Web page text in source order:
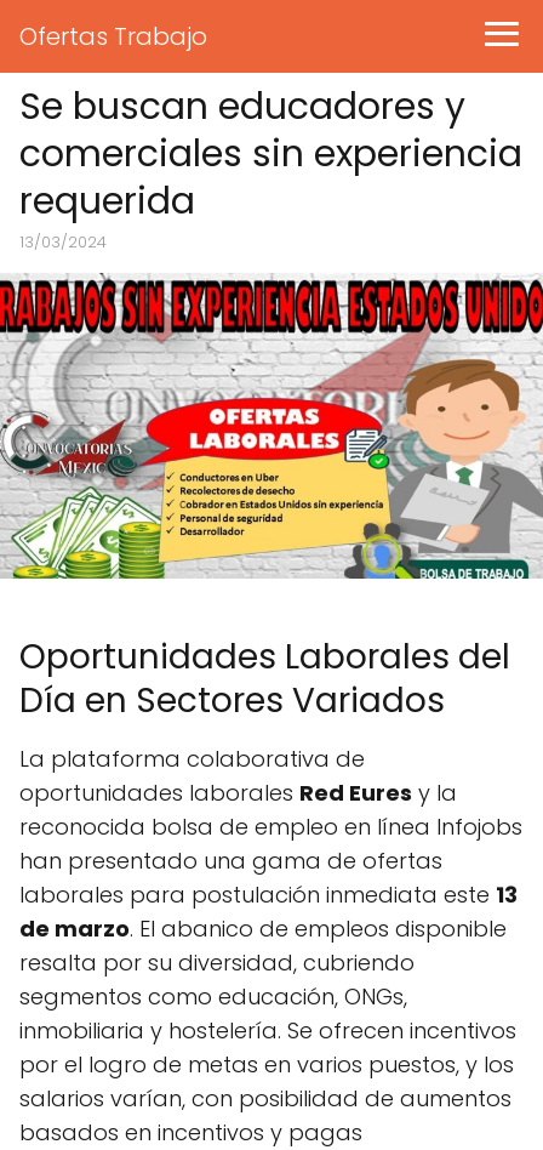
Ofertas Trabajo
Se buscan educadores y
comerciales sin experiencia
requerida
13/03/2024
Oportunidades Laborales del
Día en Sectores Variados
La plataforma colaborativa de
oportunidades laborales Red Eures y la
reconocida bolsa de empleo en línea Infojobs
han presentado una gama de ofertas
laborales para postulación inmediata este 13
de marzo. El abanico de empleos disponible
resalta por su diversidad, cubriendo
segmentos como educación, ONGs,
inmobiliaria y hostelería. Se ofrecen incentivos
por el logro de metas en varios puestos, y los
salarios varían, con posibilidad de aumentos
basados en incentivos y pagas